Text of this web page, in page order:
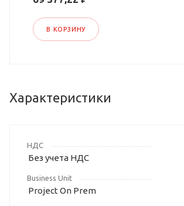
В КОРЗИНУ
Характеристики
НДС
Без учета НДС
Business Unit
Project On Prem